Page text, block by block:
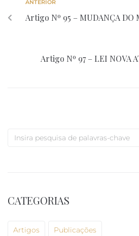
ANTERIOR
Artigo Nº 95 – MUDANÇA DO
Artigo Nº 97 – LEI NOVA
CATEGORIAS
Artigos Publicações